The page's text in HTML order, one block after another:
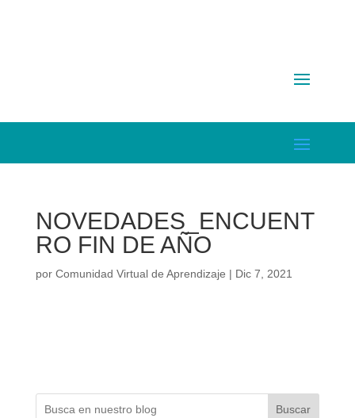
NOVEDADES_ENCUENT
RO FIN DE AÑO
por Comunidad Virtual de Aprendizaje | Dic 7, 2021
Buscar